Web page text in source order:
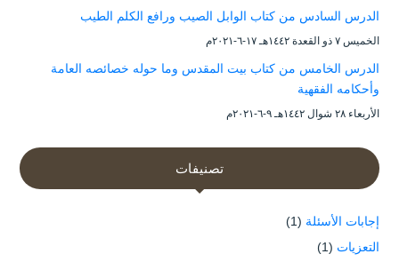
الدرس السادس من كتاب الوابل الصيب ورافع الكلم الطيب
الخميس ۷ ذو القعدة ۱٤٤۲هـ ۱۷-٦-۲۰۲۱م
الدرس الخامس من كتاب بيت المقدس وما حوله خصائصه العامة
وأحكامه الفقهية
الأربعاء ۲۸ شوال ۱٤٤۲هـ ۹-٦-۲۰۲۱م
تصنيفات
إجابات الأسئلة (1)
التعزيات (1)